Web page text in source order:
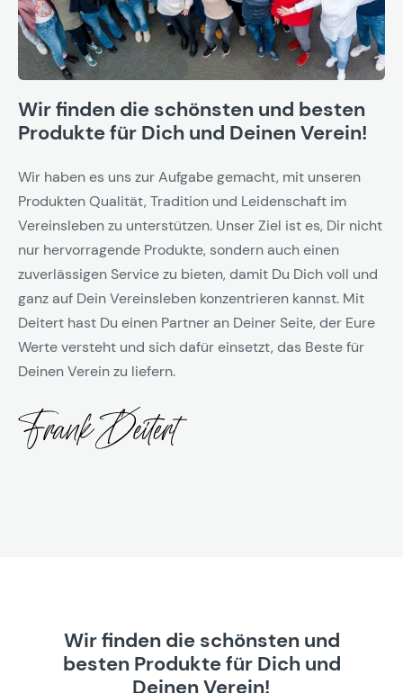
Wir finden die schönsten und besten
Produkte für Dich und Deinen Verein!
Wir haben es uns zur Aufgabe gemacht, mit unseren
Produkten Qualität, Tradition und Leidenschaft im
Vereinsleben zu unterstützen. Unser Ziel ist es, Dir nicht
nur hervorragende Produkte, sondern auch einen
zuverlässigen Service zu bieten, damit Du Dich voll und
ganz auf Dein Vereinsleben konzentrieren kannst. Mit
Deitert hast Du einen Partner an Deiner Seite, der Eure
Werte versteht und sich dafür einsetzt, das Beste für
Deinen Verein zu liefern.
Wir finden die schönsten und
besten Produkte für Dich und
Deinen Verein!